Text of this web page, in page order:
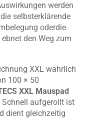
werden
selbsterklärende
oderdie
den Weg zum
XXL wahrlich
100 × 50
XXL Mauspad
Schnell aufgerollt ist
dient gleichzeitig